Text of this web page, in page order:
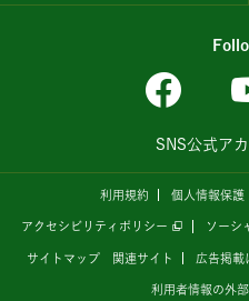
SNS公式ア
利用規約 個人情報保護
アクセシビリティポリシー ソーシ
サイトマップ 関連サイト 広告掲載
利用者情報の外